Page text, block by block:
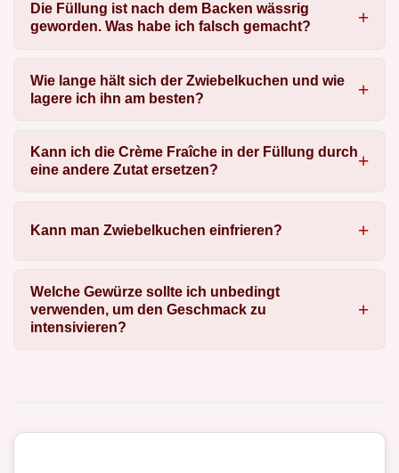
Die Füllung ist nach dem Backen wässrig
geworden. Was habe ich falsch gemacht?
Wie lange hält sich der Zwiebelkuchen und wie
lagere ich ihn am besten?
Kann ich die Crème Fraîche in der Füllung durch
eine andere Zutat ersetzen?
Kann man Zwiebelkuchen einfrieren?
Welche Gewürze sollte ich unbedingt
verwenden, um den Geschmack zu
intensivieren?